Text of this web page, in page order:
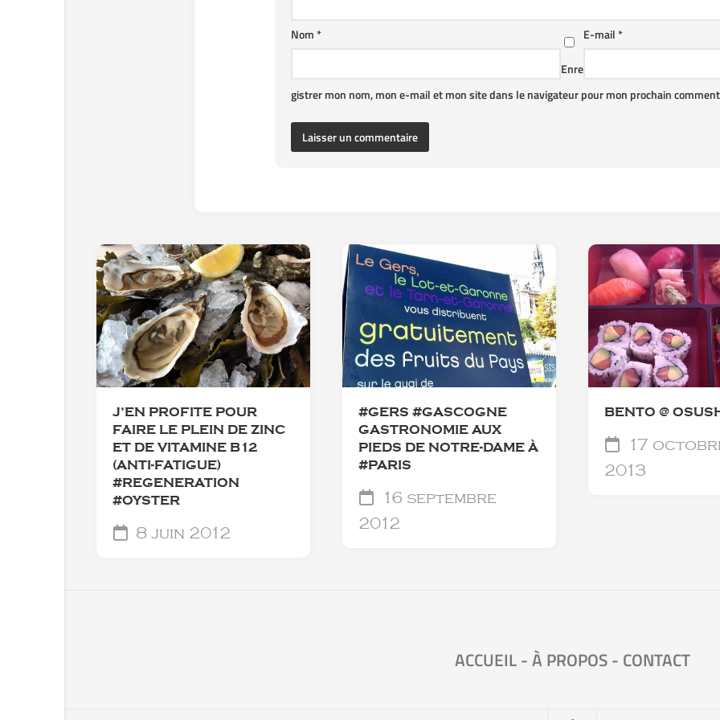
E-mail*
Nom*
Enre
gistrer mon nom, mon e-mail et mon site dans le navigateur pour mon prochain
J’EN PROFITE POUR
FAIRE LE PLEIN DE ZINC
ET DE VITAMINE B12
(ANTI-FATIGUE)
#REGENERATION
#OYSTER
8 juin 2012
#GERS #GASCOGNE
GASTRONOMIE AUX
PIEDS DE NOTRE-DAME À
#PARIS
16 septembre
2012
BENTO @
17
2013
ACCUEIL-À PROPOS- CONTACT